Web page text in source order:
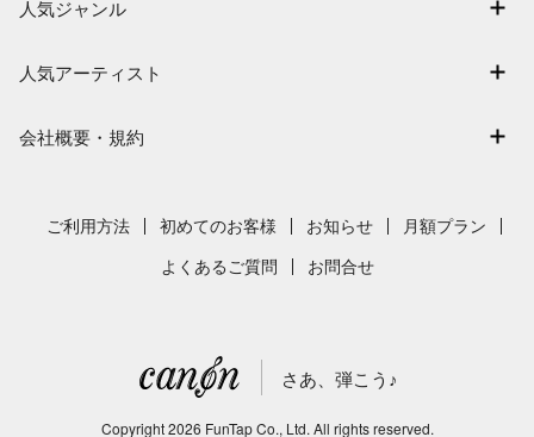
退会はこちら
難易度別に探す
まもなく配信
人気ジャンル
保育
発表会
人気アーティスト
新沢としひこ
会社概要・規約
採用情報
サイトマップ
ご利用方法 初めてのお客様 お知らせ 月額プラン
よくあるご質問 お問合せ
さあ、弾こう♪
Copyright2026 FunTap Co., Ltd. All rights reserved.